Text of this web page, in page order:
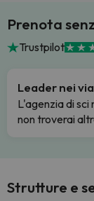
Prenota
Trustpilot
Leader nei
L'agenzia di sci
non troverai
Strutture e